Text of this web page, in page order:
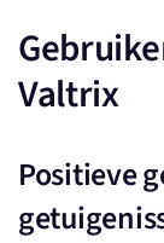
Valtrix
Positieve